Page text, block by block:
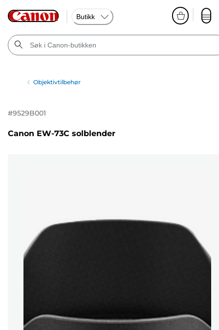
Butikk
Objektivtilbehør
#9529B001
Canon EW-73C solblender